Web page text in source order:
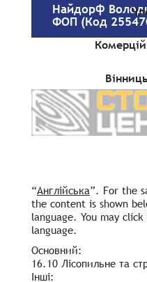
Найдорф
ФОП (Код
“Англійська”. For the
the content is shown
language. You may
language.
Основний:
16.10 Лісопильне та
Інші: